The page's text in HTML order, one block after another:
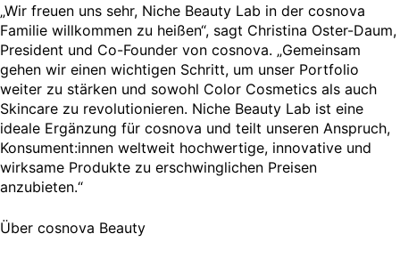
„Wir freuen uns sehr, Niche Beauty Lab in der cosnova
Familie willkommen zu heißen“, sagt Christina Oster-Daum,
President und Co-Founder von cosnova. „Gemeinsam
gehen wir einen wichtigen Schritt, um unser Portfolio
weiter zu stärken und sowohl Color Cosmetics als auch
Skincare zu revolutionieren. Niche Beauty Lab ist eine
ideale Ergänzung für cosnova und teilt unseren Anspruch,
Konsument:innen weltweit hochwertige, innovative und
wirksame Produkte zu erschwinglichen Preisen
anzubieten.“
Über cosnova Beauty